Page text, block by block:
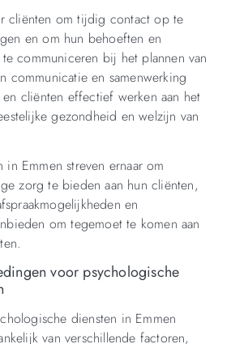
cliënten om tijdig contact op te
en om hun behoeften en
communiceren bij het plannen van
communicatie en samenwerking
cliënten effectief werken aan het
gezondheid en welzijn van
Emmen streven ernaar om
zorg te bieden aan hun cliënten,
en
om tegemoet te komen aan
voor psychologische
diensten in Emmen
van verschillende factoren,